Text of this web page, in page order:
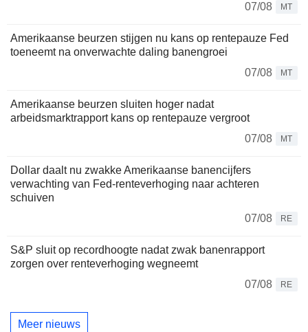
07/08
MT
Amerikaanse beurzen stijgen nu kans op rentepauze Fed
toeneemt na onverwachte daling banengroei
07/08
MT
Amerikaanse beurzen sluiten hoger nadat
arbeidsmarktrapport kans op rentepauze vergroot
07/08
MT
Dollar daalt nu zwakke Amerikaanse banencijfers
verwachting van Fed-renteverhoging naar achteren
schuiven
07/08
RE
S&P sluit op recordhoogte nadat zwak banenrapport
zorgen over renteverhoging wegneemt
07/08
RE
Meer nieuws